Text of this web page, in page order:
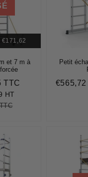
€171,62
et 7 m à
TTC €1.214,15
HT
€1.385,77
Petit
Prix
€565,72